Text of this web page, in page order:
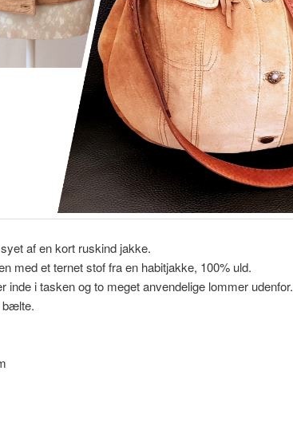
af en kort ruskind jakke.
med et ternet stof fra en habitjakke, 100% uld.
inde i tasken og to meget anvendelige lommer udenfor.
bælte.